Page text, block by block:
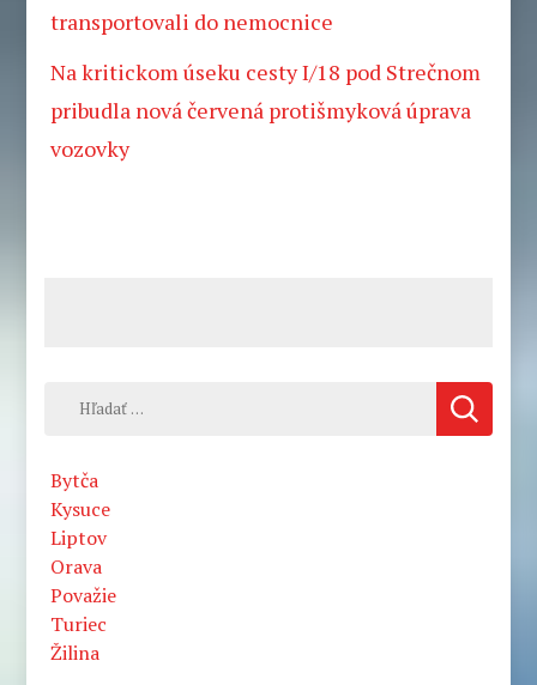
transportovali do nemocnice
Na kritickom úseku cesty I/18 pod Strečnom
pribudla nová červená protišmyková úprava
vozovky
Hľadať:
Bytča
Kysuce
Liptov
Orava
Považie
Turiec
Žilina